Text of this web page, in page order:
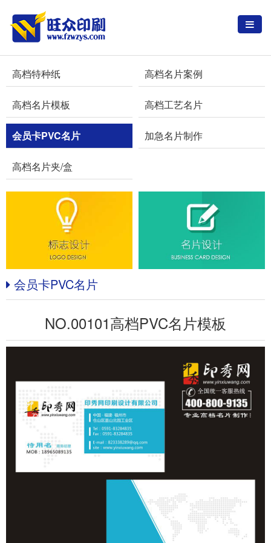
高档特种纸 高档名片案例
高档名片模板 高档工艺名片
会员卡PVC名片 加急名片制作
高档名片夹/盒
会员卡PVC名片
NO.00101高档PVC名片模板